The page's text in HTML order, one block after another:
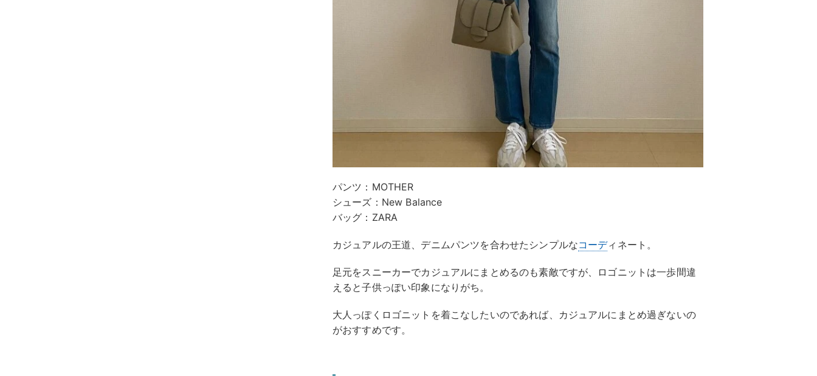
パンツ：MOTHER
シューズ：New Balance
バッグ：ZARA
カジュアルの王道、デニムパンツを合わせたシンプルなコーディネート。
足元をスニーカーでカジュアルにまとめるのも素敵ですが、ロゴニットは一歩間違
えると子供っぽい印象になりがち。
大人っぽくロゴニットを着こなしたいのであれば、カジュアルにまとめ過ぎないの
がおすすめです。